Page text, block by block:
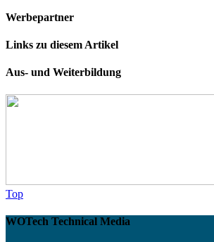
Werbepartner
Links zu diesem Artikel
Aus- und Weiterbildung
Top
WOTech Technical Media